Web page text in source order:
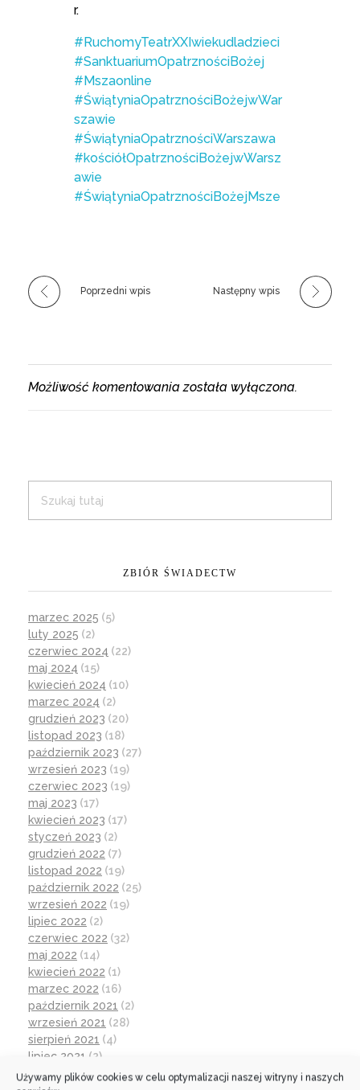
Używamy plików cookies w celu optymalizacji naszej witryny i naszych
r.
#RuchomyTeatrXXIwiekudladzieci
#SanktuariumOpatrznościBożej
#Mszaonline
#ŚwiątyniaOpatrznościBożejwWar
szawie
#ŚwiątyniaOpatrznościWarszawa
#kościółOpatrznościBożejwWarsz
awie
#ŚwiątyniaOpatrznościBożejMsze
Poprzedni wpis Następny wpis
Możliwość komentowania została wyłączona.
ZBIÓR ŚWIADECTW
marzec 2025 (5)
luty 2025 (2)
czerwiec 2024 (22)
maj 2024 (15)
kwiecień 2024 (10)
marzec 2024 (2)
grudzień 2023 (20)
listopad 2023 (18)
październik 2023 (27)
wrzesień 2023 (19)
czerwiec 2023 (19)
maj 2023 (17)
kwiecień 2023 (17)
styczeń 2023 (2)
grudzień 2022 (7)
listopad 2022 (19)
październik 2022 (25)
wrzesień 2022 (19)
lipiec 2022 (2)
czerwiec 2022 (32)
maj 2022 (14)
kwiecień 2022 (1)
marzec 2022 (16)
październik 2021 (2)
wrzesień 2021 (28)
sierpień 2021 (4)
lipiec 2021 (2)
czerwiec 2021(27)